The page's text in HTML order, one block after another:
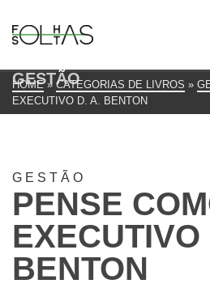
GESTÃO
HOME » CATEGORIAS DE LIVROS »
EXECUTIVO D. A. BENTON
GESTÃO
PENSE
EXECUTIVO
BENTON